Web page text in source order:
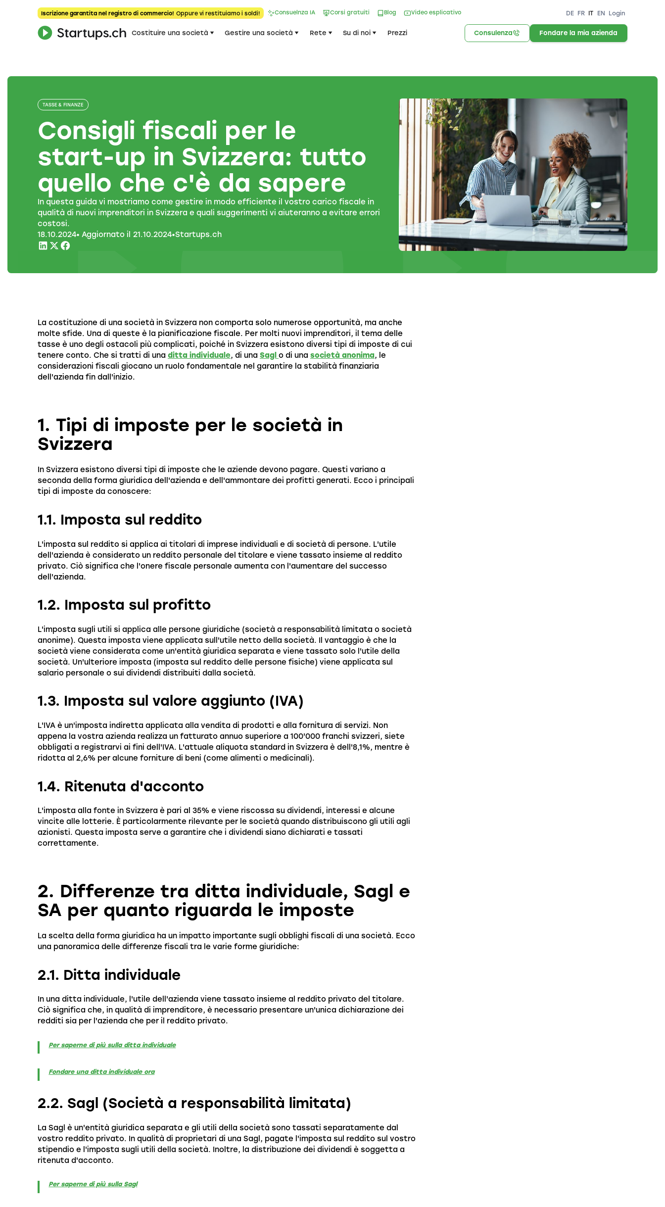
Iscrizione garantita nel registro di commercio! Oppure vi restituiamo i soldi! Consuelnza IA Corsi gratuiti Blog Video esplicativo DE FR IT EN Login
Costituire una società Gestire una società Rete Su di noi Prezzi Consulenza Fondare la mia azienda
TASSE & FINANZE
Consigli fiscali per le
start-up in Svizzera: tutto
quello che c'è da sapere
In questa guida vi mostriamo come gestire in modo efficiente il vostro carico fiscale in
qualità di nuovi imprenditori in Svizzera e quali suggerimenti vi aiuteranno a evitare errori
costosi.
18.10.2024• Aggiornato il 21.10.2024•Startups.ch
La costituzione di una società in Svizzera non comporta solo numerose opportunità, ma anche
molte sfide. Una di queste è la pianificazione fiscale. Per molti nuovi imprenditori, il tema delle
tasse è uno degli ostacoli più complicati, poiché in Svizzera esistono diversi tipi di imposte di cui
tenere conto. Che si tratti di una ditta individuale, di una Sagl o di una società anonima, le
considerazioni fiscali giocano un ruolo fondamentale nel garantire la stabilità finanziaria
dell'azienda fin dall'inizio.
1. Tipi di imposte per le società in
Svizzera
In Svizzera esistono diversi tipi di imposte che le aziende devono pagare. Questi variano a
seconda della forma giuridica dell'azienda e dell'ammontare dei profitti generati. Ecco i principali
tipi di imposte da conoscere:
1.1. Imposta sul reddito
L'imposta sul reddito si applica ai titolari di imprese individuali e di società di persone. L'utile
dell'azienda è considerato un reddito personale del titolare e viene tassato insieme al reddito
privato. Ciò significa che l'onere fiscale personale aumenta con l'aumentare del successo
dell'azienda.
1.2. Imposta sul profitto
L'imposta sugli utili si applica alle persone giuridiche (società a responsabilità limitata o società
anonime). Questa imposta viene applicata sull'utile netto della società. Il vantaggio è che la
società viene considerata come un'entità giuridica separata e viene tassato solo l'utile della
società. Un'ulteriore imposta (imposta sul reddito delle persone fisiche) viene applicata sul
salario personale o sui dividendi distribuiti dalla società.
1.3. Imposta sul valore aggiunto (IVA)
L'IVA è un'imposta indiretta applicata alla vendita di prodotti e alla fornitura di servizi. Non
appena la vostra azienda realizza un fatturato annuo superiore a 100'000 franchi svizzeri, siete
obbligati a registrarvi ai fini dell'IVA. L'attuale aliquota standard in Svizzera è dell'8,1%, mentre è
ridotta al 2,6% per alcune forniture di beni (come alimenti o medicinali).
1.4. Ritenuta d'acconto
L'imposta alla fonte in Svizzera è pari al 35% e viene riscossa su dividendi, interessi e alcune
vincite alle lotterie. È particolarmente rilevante per le società quando distribuiscono gli utili agli
azionisti. Questa imposta serve a garantire che i dividendi siano dichiarati e tassati
correttamente.
2. Differenze tra ditta individuale, Sagl e
SA per quanto riguarda le imposte
La scelta della forma giuridica ha un impatto importante sugli obblighi fiscali di una società. Ecco
una panoramica delle differenze fiscali tra le varie forme giuridiche:
2.1. Ditta individuale
In una ditta individuale, l'utile dell'azienda viene tassato insieme al reddito privato del titolare.
Ciò significa che, in qualità di imprenditore, è necessario presentare un'unica dichiarazione dei
redditi sia per l'azienda che per il reddito privato.
Per saperne di più sulla ditta individuale
Fondare una ditta individuale ora
2.2. Sagl (Società a responsabilità limitata)
La Sagl è un'entità giuridica separata e gli utili della società sono tassati separatamente dal
vostro reddito privato. In qualità di proprietari di una Sagl, pagate l'imposta sul reddito sul vostro
stipendio e l'imposta sugli utili della società. Inoltre, la distribuzione dei dividendi è soggetta a
ritenuta d'acconto.
Per saperne di più sulla Sagl